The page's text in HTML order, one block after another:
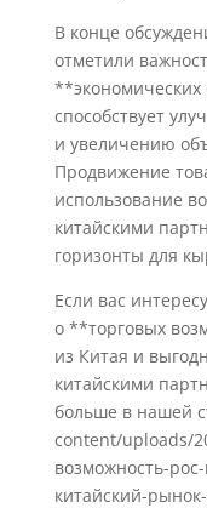
В конце
отметили
способствует
и увеличению
Продвижение
использование
китайскими
горизонты для
Если вас
о **торговых
из Китая и
китайскими
больше в нашей
content/uploads/
возможность-
китайский-